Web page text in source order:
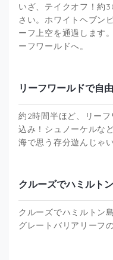
いざ、テイクオフ！約
さい。ホワイトヘブン
ーフ上空を通過します
ーフワールドへ。
リーフワールドで自
約2時間半ほど、リー
込み！シュノーケルな
海で思う存分遊んじゃ
クルーズでハミルト
クルーズでハミルトン
グレートバリアリーフ